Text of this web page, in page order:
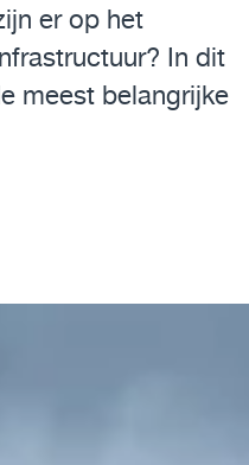
er op het
In dit
meest belangrijke